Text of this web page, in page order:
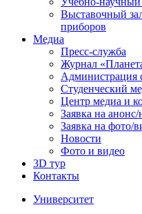
Выставочный
приборов
Медиа
Пресс-служба
Журнал
Администрация
Студенческий
Центр медиа и
Заявка на анонс/
Заявка на фото/
Новости
Фото и видео
3D тур
Контакты
Университет